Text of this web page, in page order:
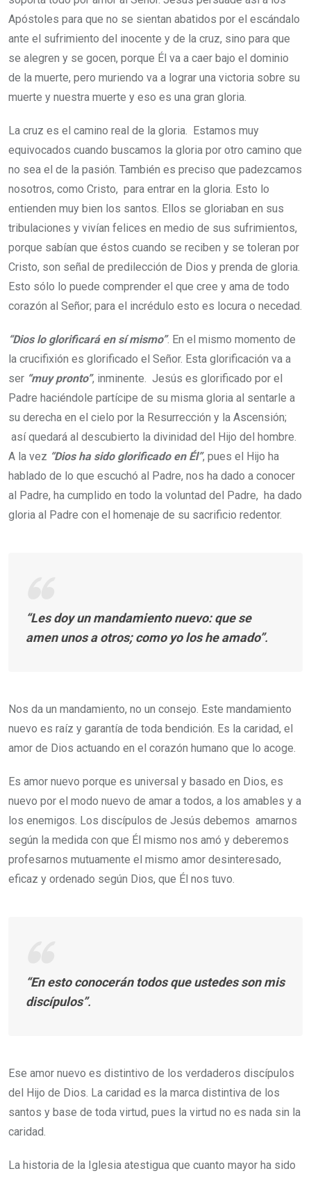
Apóstoles para que no se sientan abatidos por el escándalo
ante el sufrimiento del inocente y de la cruz, sino para que
se alegren y se gocen, porque Él va a caer bajo el dominio
de la muerte, pero muriendo va a lograr una victoria sobre su
muerte y nuestra muerte y eso es una gran gloria.
La cruz es el camino real de la gloria. Estamos muy
equivocados cuando buscamos la gloria por otro camino que
no sea el de la pasión. También es preciso que padezcamos
nosotros, como Cristo, para entrar en la gloria. Esto lo
entienden muy bien los santos. Ellos se gloriaban en sus
tribulaciones y vivían felices en medio de sus sufrimientos,
porque sabían que éstos cuando se reciben y se toleran por
Cristo, son señal de predilección de Dios y prenda de gloria.
Esto sólo lo puede comprender el que cree y ama de todo
corazón al Señor; para el incrédulo esto es locura o necedad.
“Dios lo glorificará en sí mismo”. En el mismo momento de
la crucifixión es glorificado el Señor. Esta glorificación va a
ser “muy pronto”, inminente. Jesús es glorificado por el
Padre haciéndole partícipe de su misma gloria al sentarle a
su derecha en el cielo por la Resurrección y la Ascensión;
así quedará al descubierto la divinidad del Hijo del hombre.
A la vez “Dios ha sido glorificado en Él”, pues el Hijo ha
hablado de lo que escuchó al Padre, nos ha dado a conocer
al Padre, ha cumplido en todo la voluntad del Padre, ha dado
gloria al Padre con el homenaje de su sacrificio redentor.
“Les doy un mandamiento nuevo: que se
amen unos a otros; como yo los he amado”.
Nos da un mandamiento, no un consejo. Este mandamiento
nuevo es raíz y garantía de toda bendición. Es la caridad, el
amor de Dios actuando en el corazón humano que lo acoge.
Es amor nuevo porque es universal y basado en Dios, es
nuevo por el modo nuevo de amar a todos, a los amables y a
los enemigos. Los discípulos de Jesús debemos amarnos
según la medida con que Él mismo nos amó y deberemos
profesarnos mutuamente el mismo amor desinteresado,
eficaz y ordenado según Dios, que Él nos tuvo.
“En esto conocerán todos que ustedes son mis
discípulos”.
Ese amor nuevo es distintivo de los verdaderos discípulos
del Hijo de Dios. La caridad es la marca distintiva de los
santos y base de toda virtud, pues la virtud no es nada sin la
caridad.
La historia de la Iglesia atestigua que cuanto mayor ha sido